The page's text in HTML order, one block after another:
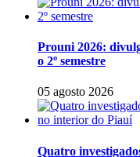
Prouni 2026:
o 2º semestre
05 agosto 2026
Quatro